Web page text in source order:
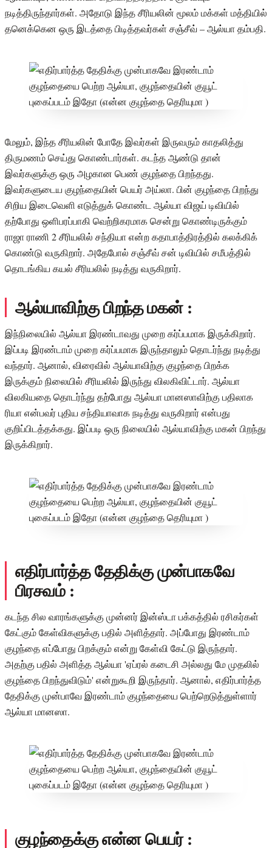
நடித்திருந்தார்கள். அதோடு இந்த சீரியலின் மூலம் மக்கள் மத்தியில்
தனெக்கென ஒரு இடத்தை பிடித்தவர்கள் சஞ்சீவ் – ஆல்யா தம்பதி.
மேலும், இந்த சீரியலின் போதே இவர்கள் இருவரும் காதலித்து
திருமணம் செய்து கொண்டார்கள். கடந்த ஆண்டு தான்
இவர்களுக்கு ஒரு அழகான பெண் குழந்தை பிறந்தது.
இவர்களுடைய குழந்தையின் பெயர் அய்லா. பின் குழந்தை பிறந்து
சிறிய இடைவெளி எடுத்துக் கொண்ட ஆல்யா விஜய் டிவியில்
தற்போது ஒளிபரப்பாகி வெற்றிகரமாக சென்று கொண்டிருக்கும்
ராஜா ராணி 2 சீரியலில் சந்தியா என்ற கதாபாத்திரத்தில் கலக்கிக்
கொண்டு வருகிறார். அதேபோல் சஞ்சீவ் சன் டிவியில் சமீபத்தில்
தொடங்கிய கயல் சீரியலில் நடித்து வருகிறார்.
ஆல்யாவிற்கு பிறந்த மகன் :
இந்நிலையில் ஆல்யா இரண்டாவது முறை கர்ப்பமாக இருக்கிறார்.
இப்படி இரண்டாம் முறை கர்ப்பமாக இருந்தாலும் தொடர்ந்து நடித்து
வந்தார். ஆனால், விரைவில் ஆல்யாவிற்கு குழந்தை பிறக்க
இருக்கும் நிலையில் சீரியலில் இருந்து விலகிவிட்டார். ஆல்யா
விலகியதை தொடர்ந்து தற்போது ஆல்யா மானஸாவிற்கு பதிலாக
ரியா என்பவர் புதிய சந்தியாவாக நடித்து வருகிறார் என்பது
குறிப்பிடத்தக்கது. இப்படி ஒரு நிலையில் ஆல்யாவிற்கு மகன் பிறந்து
இருக்கிறார்.
எதிர்பார்த்த தேதிக்கு முன்பாகவே
பிரசவம் :
கடந்த சில வாரங்களுக்கு முன்னர் இன்ஸ்டா பக்கத்தில் ரசிகர்கள்
கேட்கும் கேள்விகளுக்கு பதில் அளித்தார். அப்போது இரண்டாம்
குழந்தை எப்போது பிறக்கும் என்று கேள்வி கேட்டு இருந்தார்.
அதற்கு பதில் அளித்த ஆல்யா 'ஏப்ரல் கடைசி அல்லது மே முதலில்
குழந்தை பிறந்துவிடும்' என்றுகூறி இருந்தார். ஆனால், எதிர்பார்த்த
தேதிக்கு முன்பாவே இரண்டாம் குழந்தையை பெற்றெடுத்துள்ளார்
ஆல்யா மானஸா.
குழந்தைக்கு என்ன பெயர் :